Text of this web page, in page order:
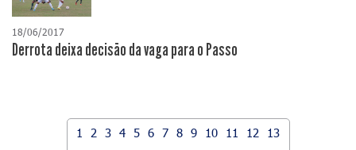
18/06/2017
Derrota deixa decisão da vaga para o Passo
1 2 3 4 5 6 7 8 9 10 11 12
13